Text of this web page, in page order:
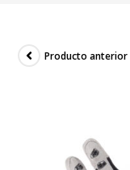
Producto anterior